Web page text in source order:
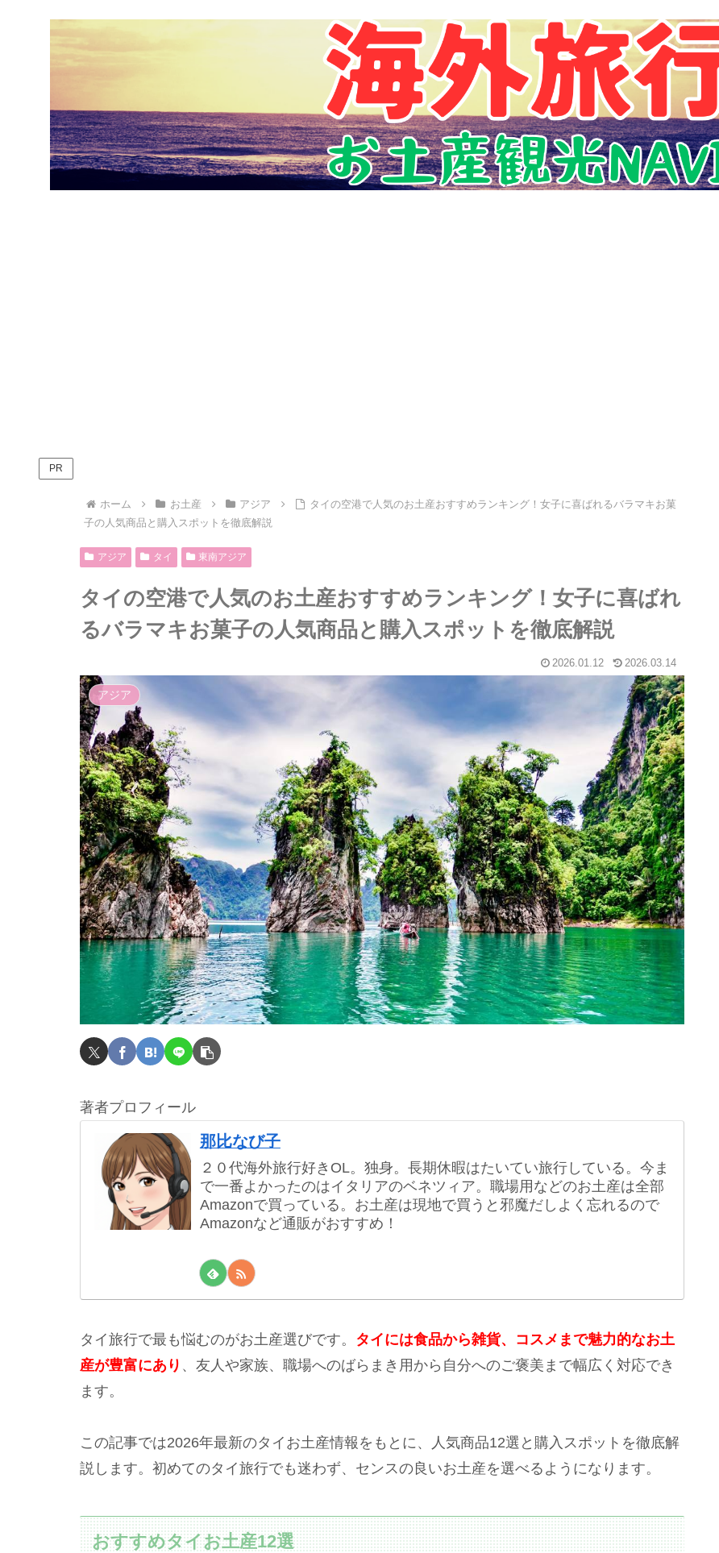
PR
ホーム お土産 アジア
タイの空港で人気のお土産おすすめランキング！女子に喜ばれるバラマキお菓
子の人気商品と購入スポットを徹底解説
アジア タイ 東南アジア
タイの空港で人気のお土産おすすめランキング！女子に喜ばれ
るバラマキお菓子の人気商品と購入スポットを徹底解説
2026.01.12 2026.03.14
アジア
著者プロフィール
那比なび子
２０代海外旅行好きOL。独身。長期休暇はたいてい旅行している。今ま
で一番よかったのはイタリアのベネツィア。職場用などのお土産は全部
Amazonで買っている。お土産は現地で買うと邪魔だしよく忘れるので
Amazonなど通販がおすすめ！
タイ旅行で最も悩むのがお土産選びです。 タイには食品から雑貨、コスメまで魅力的なお土
産が豊富にあり 、友人や家族、職場へのばらまき用から自分へのご褒美まで幅広く対応でき
ます。
この記事では2026年最新のタイお土産情報をもとに、人気商品12選と購入スポットを徹底解
説します。初めてのタイ旅行でも迷わず、センスの良いお土産を選べるようになります。
おすすめタイお土産12選